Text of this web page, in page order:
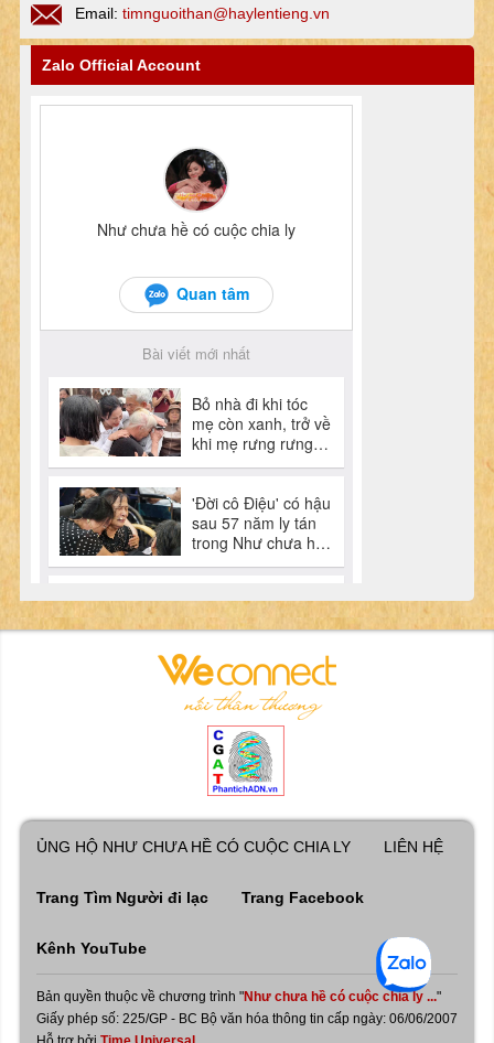
Email: timnguoithan@haylentieng.vn
Zalo Official Account
ỦNG HỘ NHƯ CHƯA HỀ CÓ CUỘC CHIA LY LIÊN HỆ
Trang Tìm Người đi lạc Trang Facebook
Kênh YouTube
Bản quyền thuộc về chương trình "Như chưa hề có cuộc chia ly ..."
Giấy phép số: 225/GP - BC Bộ văn hóa thông tin cấp ngày: 06/06/2007